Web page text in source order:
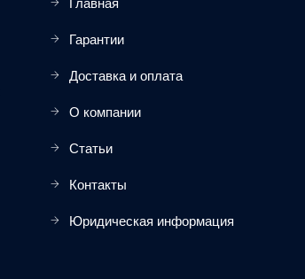
Главная
Гарантии
Доставка и оплата
О компании
Статьи
Контакты
Юридическая информация